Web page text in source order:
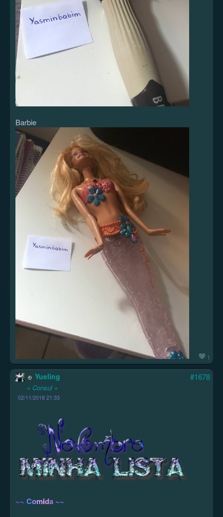
1
Barbie
Yueling
« Consul »
02/11/2018 21:33
#1678
~~ Comida ~~